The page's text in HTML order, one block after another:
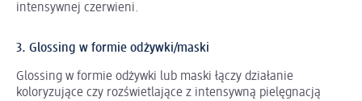
intensywnej czerwieni.
3. Glossing w formie odżywki/maski
Glossing w formie odżywki lub maski łączy działanie
koloryzujące czy rozświetlające z intensywną pielęgnacją